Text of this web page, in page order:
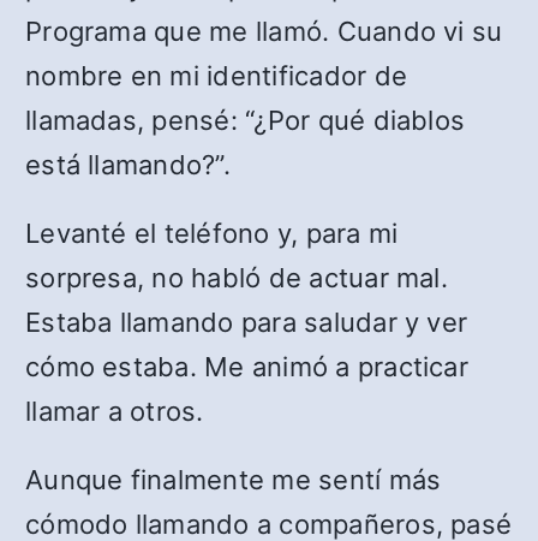
Programa que me llamó. Cuando vi su
nombre en mi identificador de
llamadas, pensé: “¿Por qué diablos
está llamando?”.
Levanté el teléfono y, para mi
sorpresa, no habló de actuar mal.
Estaba llamando para saludar y ver
cómo estaba. Me animó a practicar
llamar a otros.
Aunque finalmente me sentí más
cómodo llamando a compañeros, pasé